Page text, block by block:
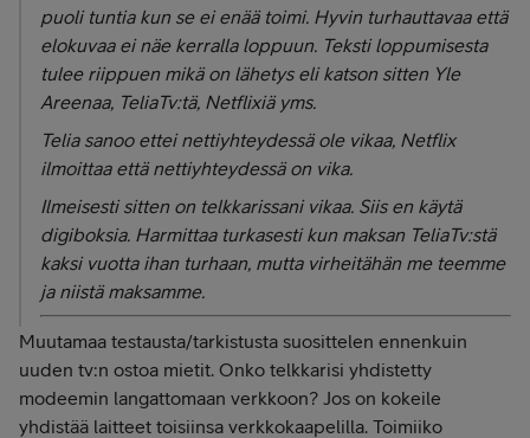
puoli tuntia kun se ei enää toimi. Hyvin turhauttavaa että
elokuvaa ei näe kerralla loppuun. Teksti loppumisesta
tulee riippuen mikä on lähetys eli katson sitten Yle
Areenaa, TeliaTv:tä, Netflixiä yms.
Telia sanoo ettei nettiyhteydessä ole vikaa, Netflix
ilmoittaa että nettiyhteydessä on vika.
Ilmeisesti sitten on telkkarissani vikaa. Siis en käytä
digiboksia. Harmittaa turkasesti kun maksan TeliaTv:stä
kaksi vuotta ihan turhaan, mutta virheitähän me teemme
ja niistä maksamme.
Muutamaa testausta/tarkistusta suosittelen ennenkuin
uuden tv:n ostoa mietit. Onko telkkarisi yhdistetty
modeemin langattomaan verkkoon? Jos on kokeile
yhdistää laitteet toisiinsa verkkokaapelilla. Toimiiko